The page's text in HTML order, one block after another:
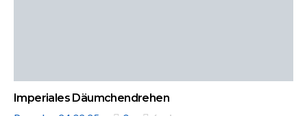
Imperiales Däumchendrehen